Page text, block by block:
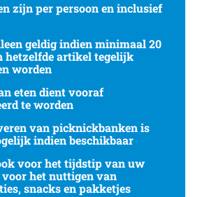
zijn per persoon en inclusief
geldig indien minimaal 20
hetzelfde artikel tegelijk
worden
eten dient vooraf
te worden
van picknickbanken is
indien beschikbaar
voor het tijdstip van uw
het nuttigen van
snacks en pakketjes